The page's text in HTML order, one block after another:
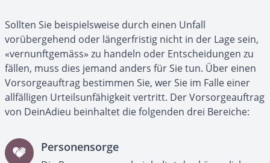
Sollten Sie beispielsweise durch einen Unfall
vorübergehend oder längerfristig nicht in der Lage sein,
«vernunftgemäss» zu handeln oder Entscheidungen zu
fällen, muss dies jemand anders für Sie tun. Über einen
Vorsorgeauftrag bestimmen Sie, wer Sie im Falle einer
allfälligen Urteilsunfähigkeit vertritt. Der Vorsorgeauftrag
von DeinAdieu beinhaltet die folgenden drei Bereiche:
Personensorge